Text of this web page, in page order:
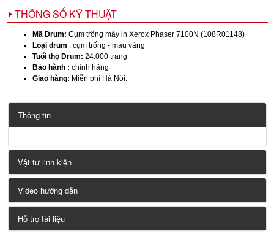
THÔNG SỐ KỸ THUẬT
Mã Drum: Cụm trống máy in Xerox Phaser 7100N (108R01148)
Loại drum : cụm trống - màu vàng
Tuổi thọ Drum: 24.000 trang
Bảo hành : chính hãng
Giao hàng: Miễn phí Hà Nội.
Thông tin
Vật tư linh kiện
Video hướng dẫn
Hỗ trợ tài liệu